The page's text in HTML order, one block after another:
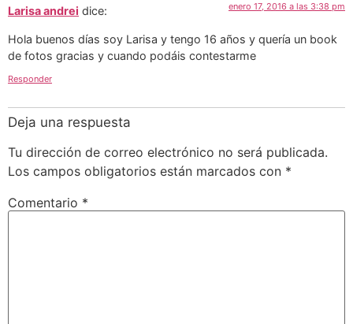
Larisa andrei dice: enero 17, 2016 a las 3:38 pm
Hola buenos días soy Larisa y tengo 16 años y quería un book
de fotos gracias y cuando podáis contestarme
Responder
Deja una respuesta
Tu dirección de correo electrónico no será publicada.
Los campos obligatorios están marcados con *
Comentario *